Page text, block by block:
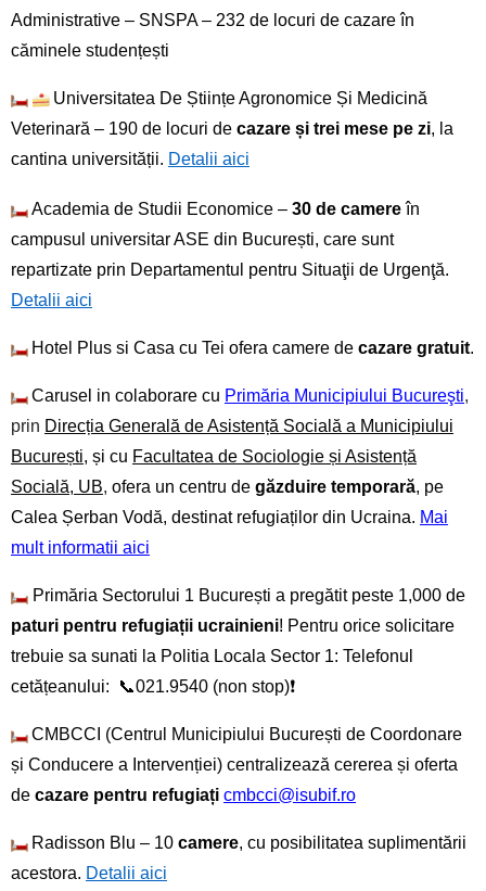
Administrative – SNSPA – 232 de locuri de cazare în
căminele studențești
Universitatea De Științe Agronomice Și Medicină
Veterinară – 190 de locuri de cazare și trei mese pe zi, la
cantina universității. Detalii aici
Academia de Studii Economice – 30 de camereîn
campusul universitar ASE din București, care sunt
repartizate prin Departamentul pentru Situaţii de Urgenţă.
Detalii aici
Hotel Plus si Casa cu Tei ofera camere de cazare gratuit.
Carusel in colaborare cu Primăria Municipiului Bucureşti,
prin Direcția Generală de Asistență Socială a Municipiului
București, și cu Facultatea de Sociologie și Asistență
Socială, UB, ofera un centru de găzduire temporară, pe
Calea Șerban Vodă, destinat refugiaților din Ucraina. Mai
mult informatii aici
Primăria Sectorului 1 București a pregătit peste 1,000 de
paturi pentru refugiații ucrainieni! Pentru orice solicitare
trebuie sa sunati la Politia Locala Sector 1: Telefonul
cetățeanului: 📞021.9540 (non stop)❗
CMBCCI (Centrul Municipiului București de Coordonare
și Conducere a Intervenției) centralizează cererea și oferta
de cazare pentru refugiați cmbcci@isubif.ro
Radisson Blu – 10 camere, cu posibilitatea suplimentării
acestora. Detalii aici